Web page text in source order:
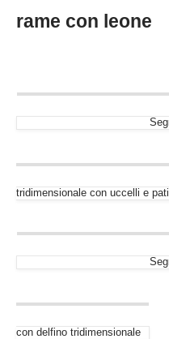
rame con leone
tridimensionale con uccelli e
con delfino tridimensionale